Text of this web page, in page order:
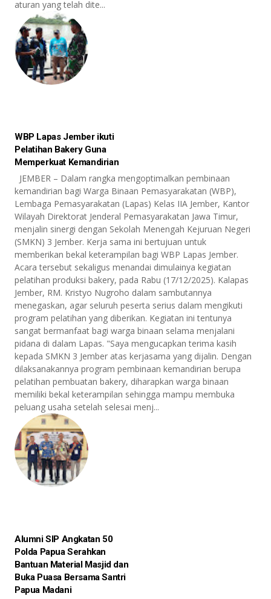
aturan yang telah dite...
WBP Lapas Jember ikuti
Pelatihan Bakery Guna
Memperkuat Kemandirian
JEMBER – Dalam rangka mengoptimalkan pembinaan
kemandirian bagi Warga Binaan Pemasyarakatan (WBP),
Lembaga Pemasyarakatan (Lapas) Kelas IIA Jember, Kantor
Wilayah Direktorat Jenderal Pemasyarakatan Jawa Timur,
menjalin sinergi dengan Sekolah Menengah Kejuruan Negeri
(SMKN) 3 Jember. Kerja sama ini bertujuan untuk
memberikan bekal keterampilan bagi WBP Lapas Jember.
Acara tersebut sekaligus menandai dimulainya kegiatan
pelatihan produksi bakery, pada Rabu (17/12/2025). Kalapas
Jember, RM. Kristyo Nugroho dalam sambutannya
menegaskan, agar seluruh peserta serius dalam mengikuti
program pelatihan yang diberikan. Kegiatan ini tentunya
sangat bermanfaat bagi warga binaan selama menjalani
pidana di dalam Lapas. "Saya mengucapkan terima kasih
kepada SMKN 3 Jember atas kerjasama yang dijalin. Dengan
dilaksanakannya program pembinaan kemandirian berupa
pelatihan pembuatan bakery, diharapkan warga binaan
memiliki bekal keterampilan sehingga mampu membuka
peluang usaha setelah selesai menj...
Alumni SIP Angkatan 50
Polda Papua Serahkan
Bantuan Material Masjid dan
Buka Puasa Bersama Santri
Papua Madani